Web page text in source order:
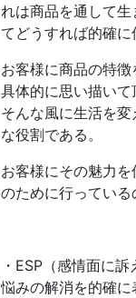
れは商品を通して
てどうすれば的確に
お客様に商品の特
具体的に思い描い
そんな風に生活を
な役割である。
お客様にその魅力
のために行っている
・ESP（感情面に訴
悩みの解消を的確